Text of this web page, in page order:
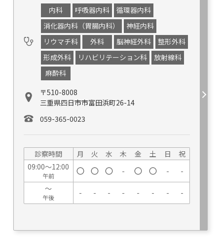
内科 呼吸器内科
循環器内科
消化器内科（胃腸内科）
神経内科
リウマチ科
外科 脳神経外科
整形外科
形成外科
リハビリテーション科
放射線科
麻酔科
〒510-8008
三重県四日市市富田浜町26-14
059-365-0023
診察時間 月 火 水 木 金 土 日
祝
09:00～12:00
午前 - -
-
～
午後 - - - - - - - -